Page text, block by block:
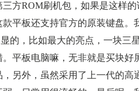
方ROM刷机包，如果是这样
平板还支持官方的原装键盘
的，比如最大的亮点，一块三
平板电脑嘛，无非就是买块
另外，虽然采用了上一代的